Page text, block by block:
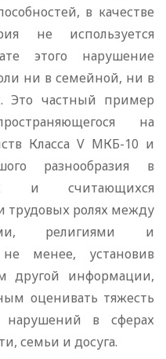
в качестве
не используется
этого нарушение
ни в семейной, ни в
Это частный пример
на
Класса V МКБ-10 и
разнообразия в
и считающихся
трудовых ролях между
религиями и
менее, установив
другой информации,
оценивать тяжесть
нарушений в сферах
семьи и досуга.